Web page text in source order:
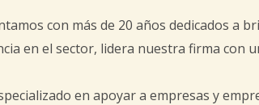
con más de 20 años dedicados a
en el sector, lidera nuestra firma con
en apoyar a empresas y